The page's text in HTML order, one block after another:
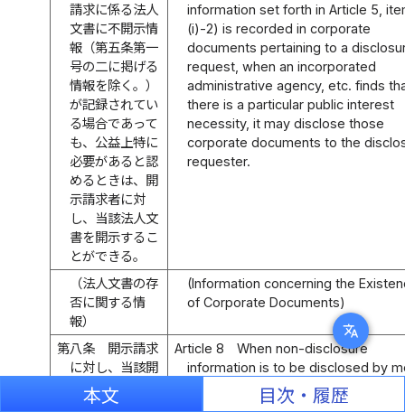
translate
請求に係る法人
文書に不開示情
報（第五条第一
号の二に掲げる
情報を除く。）
が記録されてい
る場合であって
も、公益上特に
必要があると認
めるときは、開
示請求者に対
し、当該法人文
書を開示するこ
とができる。
information set forth in Article 5,
(i)-2) is recorded in corporate
documents pertaining to a
request, when an incorporated
administrative agency, etc. finds
there is a particular public interest
necessity, it may disclose those
corporate documents to the
requester.
（法人文書の存
否に関する情
報）
(Information concerning the
of Corporate Documents)
第八条
開示請求
に対し、当該開
示請求に係る法
人文書が存在し
Article 8
When non-disclosure
information is to be disclosed by
answering whether or not the
documents pertaining to a
本文 目次・履歴